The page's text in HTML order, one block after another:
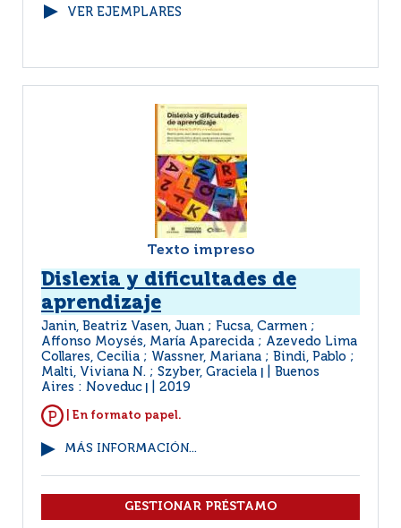
VER EJEMPLARES
Texto impreso
Dislexia y dificultades de
aprendizaje
Janin, Beatriz Vasen, Juan ; Fucsa, Carmen ;
Affonso Moysés, María Aparecida ; Azevedo Lima
Collares, Cecilia ; Wassner, Mariana ; Bindi, Pablo ;
Malti, Viviana N. ; Szyber, Graciela
Buenos
Aires : Noveduc
2019
| En formato papel.
MÁS INFORMACIÓN...